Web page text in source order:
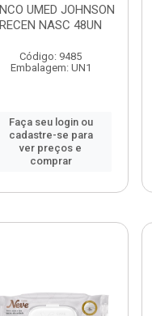
UMED JOHNSON
RECEN NASC 48UN
Código: 9485
Embalagem: UN1
Faça seu login ou
cadastre-se para
ver preços e
comprar